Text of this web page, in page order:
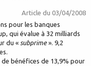
Article du 03/04/2008
pour les banques
qui évalue à 32 milliards
du « subprime». 9,2
bénéfices de 13,9% pour